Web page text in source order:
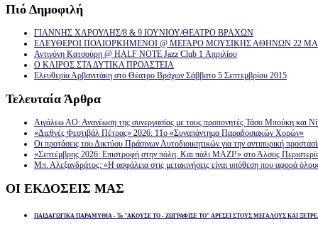
Πιό Δημοφιλή
ΓΙΑΝΝΗΣ ΧΑΡΟΥΛΗΣ/8 & 9 ΙΟΥΝΙΟΥ/ΘΕΑΤΡΟ ΒΡΑΧΩΝ
ΕΛΕΥΘΕΡΟΙ ΠΟΛΙΟΡΚΗΜΕΝΟΙ @ ΜΕΓΑΡΟ ΜΟΥΣΙΚΗΣ ΑΘΗΝΩΝ 22
Αντιγόνη Κατσούρη @ HALF NOTE Jazz Club 1 Απριλίου
Ο ΚΑΙΡΟΣ ΣΤΑ ΔΥΤΙΚΑ ΠΡΟΑΣΤΕΙΑ
Ελευθερία Αρβανιτάκη στο Θέατρο Βράχων Σάββατο 5 Σεπτεμβρίου 2015
Τελευταία Άρθρα
Αιγάλεω ΑΟ: Ανανέωση της συνεργασίας με τους προπονητές Τάσο Μπούκη και
«Διεθνές Φεστιβάλ Πέτρας» 2026: 11ο «Συναπάντημα Παραδοσιακών Χορών»
Οι προτάσεις του Δικτύου Πράσινων Αυτοδιοικητικών για την αντιπυρική
«Σεπτέμβρης 2026: Επιστροφή στην πόλη. Και πάλι ΜΑΖΙ!» στο Άλσος
Μπ. Αλεξανδράτος: «Η ασφάλεια στις μετακινήσεις είναι υπόθεση που αφορά
ΟΙ ΕΚΔΟΣΕΙΣ ΜΑΣ
ΠΑΙΔΑΓΩΓΙΚΑ ΠΑΡΑΜΥΘΙΑ - Το "ΑΚΟΥΣΕ ΤΟ - ΖΩΓΡΑΦΙΣΕ ΤΟ" ΑΡΕΣΕΙ ΣΤΟΥΣ ΜΕΓΑΛΟΥΣ ΚΑΙ